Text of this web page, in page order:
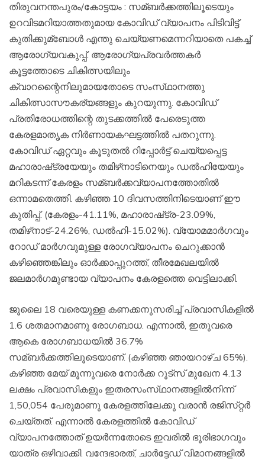
തിരുവനന്തപുരം/കോട്ടയം : സമ്ബര്‍ക്കത്തിലൂടെയും
ഉറവിടമറിയാത്തതുമായ കോവിഡ്‌ വ്യാപനം പിടിവിട്ട്‌
കുതിക്കുമ്ബോള്‍ എന്തു ചെയ്യണമെന്നറിയാതെ പകച്ച്‌
ആരോഗ്യവകുപ്പ്‌. ആരോഗ്യപ്രവര്‍ത്തകര്‍
കൂട്ടത്തോടെ ചികിത്സയിലും
ക്വാറന്റൈനിലുമായതോടെ സംസ്‌ഥാനത്തു
ചികിത്സാസൗകര്യങ്ങളും കുറയുന്നു. കോവിഡ്‌
പ്രതിരോധത്തിന്റെ തുടക്കത്തില്‍ പേരെടുത്ത
കേരളമാതൃക നിര്‍ണായകഘട്ടത്തില്‍ പതറുന്നു.
കോവിഡ്‌ ഏറ്റവും കൂടുതല്‍ റിപ്പോര്‍ട്ട്‌ ചെയ്യപ്പെട്ട
മഹാരാഷ്‌ട്രയേയും തമിഴ്‌നാടിനെയും ഡല്‍ഹിയേയും
മറികടന്ന്‌ കേരളം സമ്ബര്‍ക്കവ്യാപനത്തോതില്‍
ഒന്നാമതെത്തി. കഴിഞ്ഞ 10 ദിവസത്തിനിടെയാണ്‌ ഈ
കുതിപ്പ്‌. (കേരളം-41.11%, മഹാരാഷ്‌ട്ര-23.09%,
തമിഴ്‌നാട്‌-24.26%, ഡല്‍ഹി-15.02%). വ്യോമമാര്‍ഗവും
റോഡ്‌ മാര്‍ഗവുമുള്ള രോഗവ്യാപനം ചെറുക്കാന്‍
കഴിഞ്ഞെങ്കിലും ഓര്‍ക്കാപ്പുറത്ത്‌, തീരമേഖലയില്‍
ജലമാര്‍ഗമുണ്ടായ വ്യാപനം കേരളത്തെ വെട്ടിലാക്കി.
ജൂലൈ 18 വരെയുള്ള കണക്കനുസരിച്ച്‌ പ്രവാസികളില്‍
1.6 ശതമാനമാണു രോഗബാധ. എന്നാല്‍, ഇതുവരെ
ആകെ രോഗബാധയില്‍ 36.7%
സമ്ബര്‍ക്കത്തിലൂടെയാണ്‌. (കഴിഞ്ഞ ഞായറാഴ്‌ച 65%).
കഴിഞ്ഞ മേയ്‌ മൂന്നുവരെ നോര്‍ക്ക റൂട്‌സ്‌ മുഖേന 4.13
ലക്ഷം പ്രവാസികളും ഇതരസംസ്‌ഥാനങ്ങളില്‍നിന്ന്‌
1,50,054 പേരുമാണു കേരളത്തിലേക്കു വരാന്‍ രജിസ്‌റ്റര്‍
ചെയ്‌തത്‌. എന്നാല്‍ കേരളത്തില്‍ കോവിഡ്‌
വ്യാപനത്തോത്‌ ഉയര്‍ന്നതോടെ ഇവരില്‍ ഭൂരിഭാഗവും
യാത്ര ഒഴിവാക്കി. വന്ദേഭാരത്‌, ചാര്‍ട്ടേഡ്‌ വിമാനങ്ങളില്‍